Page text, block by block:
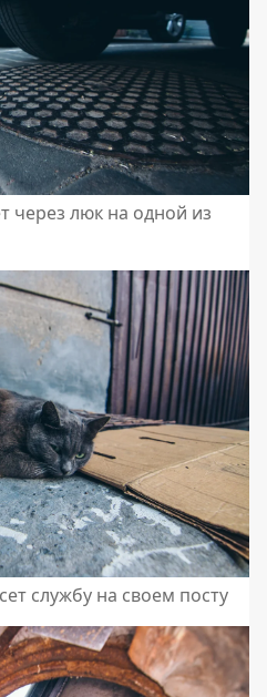
через люк на одной из
службу на своем посту